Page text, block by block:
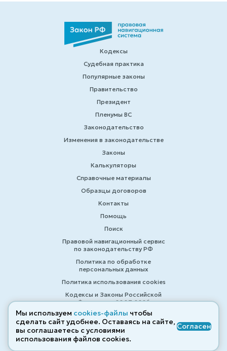
Кодексы
Судебная практика
Популярные законы
Правительство
Президент
Пленумы ВС
Законодательство
Изменения в законодательстве
Законы
Калькуляторы
Справочные материалы
Образцы договоров
Контакты
Помощь
Поиск
Правовой навигационный сервис
по законодательству РФ
Политика по обработке
персональных данных
Политика использования cookies
Кодексы и Законы Российской
Федерации 2007-2026
© ZAKONRF.INFO
Мы используем cookies-файлы чтобы
сделать сайт удобнее. Оставаясь на сайте,
вы соглашаетесь с условиями
использования файлов cооkies.
Согласен